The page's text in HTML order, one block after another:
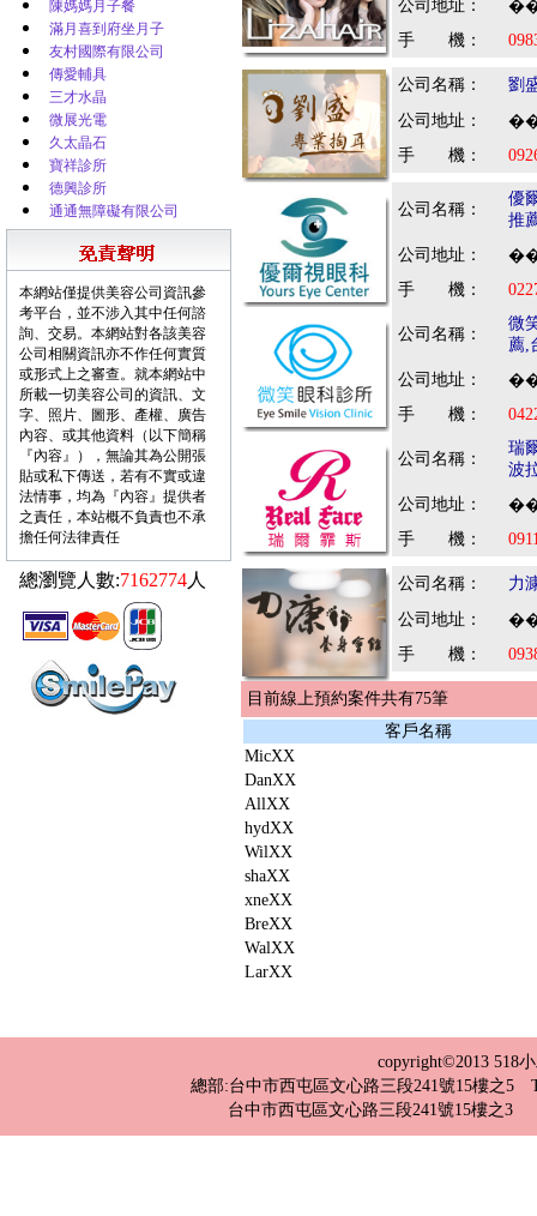
陳媽媽月子餐
滿月喜到府坐月子
友村國際有限公司
傳愛輔具
三才水晶
微展光電
久太晶石
寶祥診所
德興診所
通通無障礙有限公司
本網站僅提供美容公司資訊參
考平台，並不涉入其中任何諮
詢、交易。本網站對各該美容
公司相關資訊亦不作任何實質
或形式上之審查。就本網站中
所載一切美容公司的資訊、文
字、照片、圖形、產權、廣告
內容、或其他資料（以下簡稱
『內容』），無論其為公開張
貼或私下傳送，若有不實或違
法情事，均為『內容』提供者
之責任，本站概不負責也不承
擔任何法律責任
總瀏覽人數:7162774人
公司地址：
��
手 機：
公司名稱：
劉
公司地址：
��
手 機：
公司名稱：
優
推
公司地址：
��
手 機：
公司名稱：
微
薦,
公司地址：
��
手 機：
公司名稱：
瑞
波
公司地址：
��
手 機：
公司名稱：
力
公司地址：
��
手 機：
目前線上預約案件共有75筆
客戶名稱
MicXX
DanXX
AllXX
hydXX
WilXX
shaXX
xneXX
BreXX
WalXX
LarXX
copyright©2013
總部:台中市西屯區文心路三段241號15樓之5
台中市西屯區文心路三段241號15樓之3